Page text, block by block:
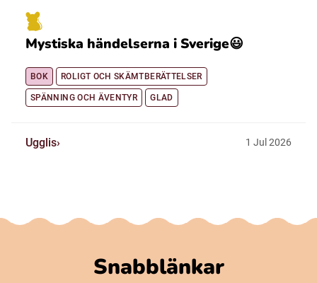
Mystiska händelserna i Sverige😃
BOK ROLIGT OCH SKÄMTBERÄTTELSER
SPÄNNING OCH ÄVENTYR GLAD
Ugglis 1 Jul 2026
Snabblänkar